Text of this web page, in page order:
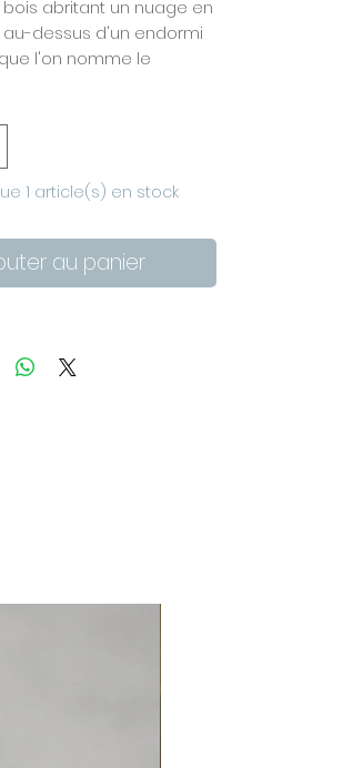
abritant un nuage en
dessus d'un endormi
l'on nomme le
tropicale.
et émaillage synthétique,
dans mon atelier.
3 cm
un meuble ou à
mur (fixations double
1 article(s) en stock
au panier